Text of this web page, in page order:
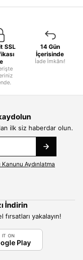
SSL
14 Gün
İçerisinde
İade İmkânı!
ilk siz haberdar olun.
Aydınlatma
İndirin
yakalayın!
IT ON
Play